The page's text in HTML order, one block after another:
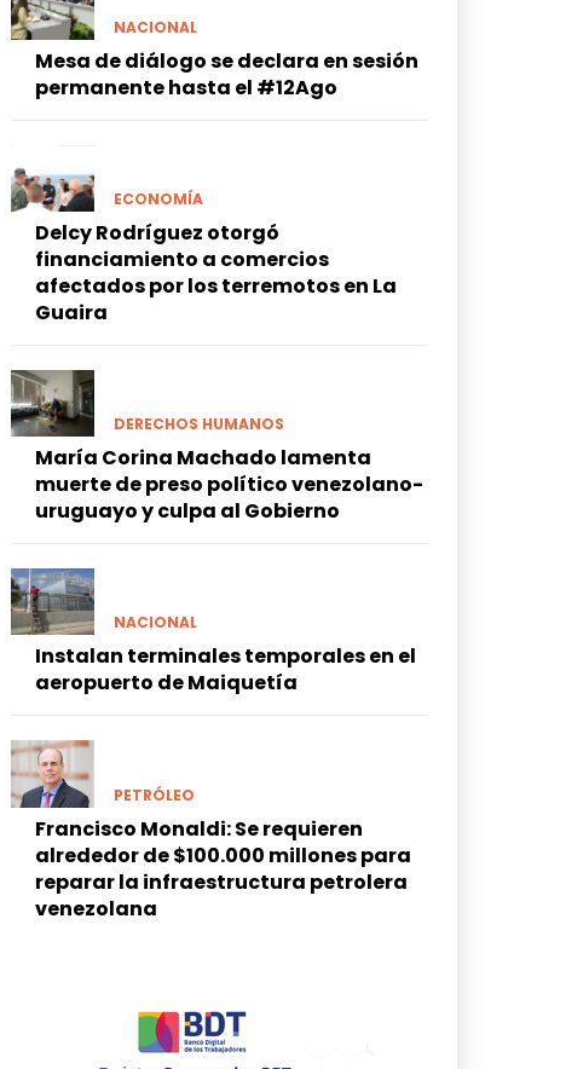
NACIONAL
Mesa de diálogo se declara en sesión
permanente hasta el #12Ago
ECONOMÍA
Delcy Rodríguez otorgó
financiamiento a comercios
afectados por los terremotos en La
Guaira
DERECHOS HUMANOS
María Corina Machado lamenta
muerte de preso político venezolano-
uruguayo y culpa al Gobierno
NACIONAL
Instalan terminales temporales en el
aeropuerto de Maiquetía
PETRÓLEO
Francisco Monaldi: Se requieren
alrededor de $100.000 millones para
reparar la infraestructura petrolera
venezolana